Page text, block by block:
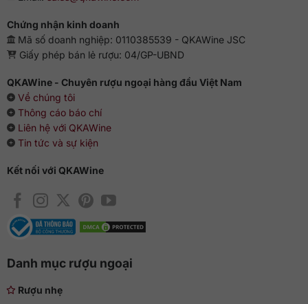
Chứng nhận kinh doanh
Mã số doanh nghiệp: 0110385539 - QKAWine JSC
Giấy phép bán lẻ rượu: 04/GP-UBND
QKAWine - Chuyên rượu ngoại hàng đầu Việt Nam
Về chúng tôi
Thông cáo báo chí
Liên hệ với QKAWine
Tin tức và sự kiện
Kết nối với QKAWine
Danh mục rượu ngoại
Rượu nhẹ